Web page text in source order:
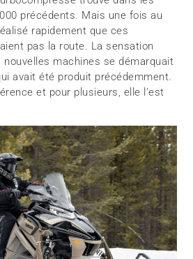
précédents. Mais une fois au
rapidement que ces
pas la route. La sensation
nouvelles machines se démarquait
avait été produit précédemment.
et pour plusieurs, elle l’est